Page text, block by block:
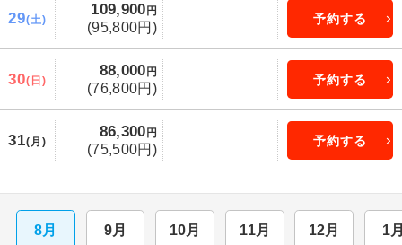
29(土)
109,900 円
(95,800円)
予約する
30(日)
88,000 円
(76,800円)
予約する
31(月)
86,300 円
(75,500円)
予約する
8月 9月 10月 11月 12月 1